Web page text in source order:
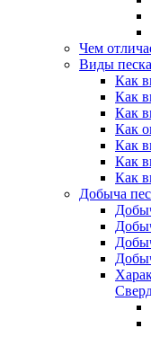
Чем
Виды песка
Как
Как
Как
Как
Как
Как
Как
Добыча